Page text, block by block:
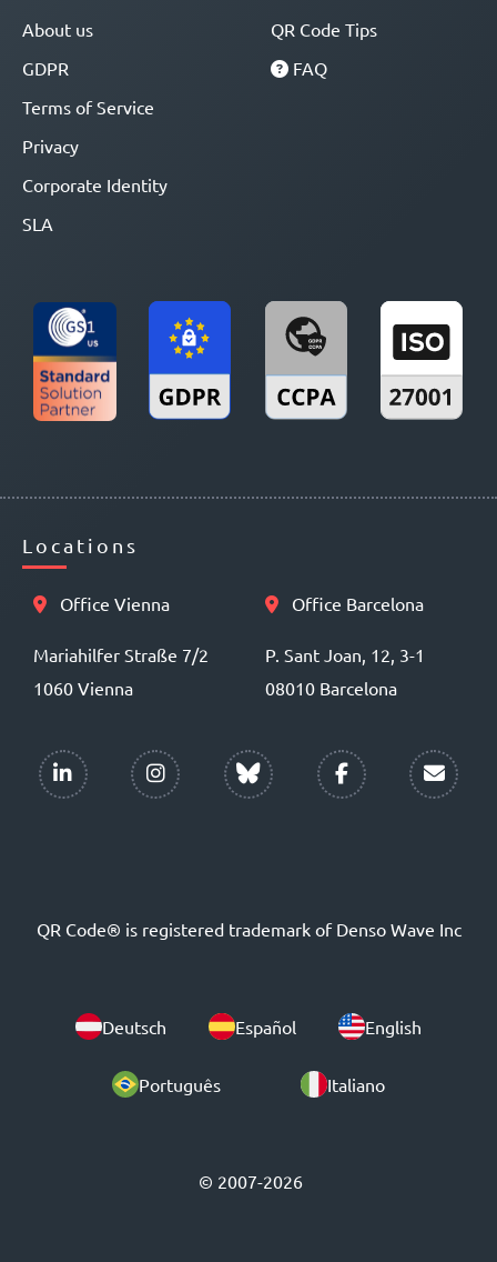
About us
GDPR
Terms of Service
Privacy
Corporate Identity
SLA
QR Code Tips
FAQ
Locations
Office Vienna
Mariahilfer Straße 7/2
1060 Vienna
Office Barcelona
P. Sant Joan, 12, 3-1
08010 Barcelona
QR Code® is registered trademark of Denso Wave Inc
Deutsch Español English
Português Italiano
© 2007-2026